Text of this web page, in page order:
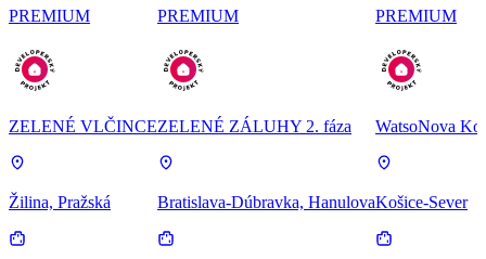
PREMIUM
ZELENÉ VLČINCE
Žilina, Pražská
PREMIUM
ZELENÉ ZÁLUHY 2. fáza
Bratislava-Dúbravka, Hanulova
PREMIUM
WatsoNova
Košice-Sever